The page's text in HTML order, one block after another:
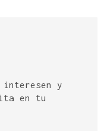
interesen y
en tu